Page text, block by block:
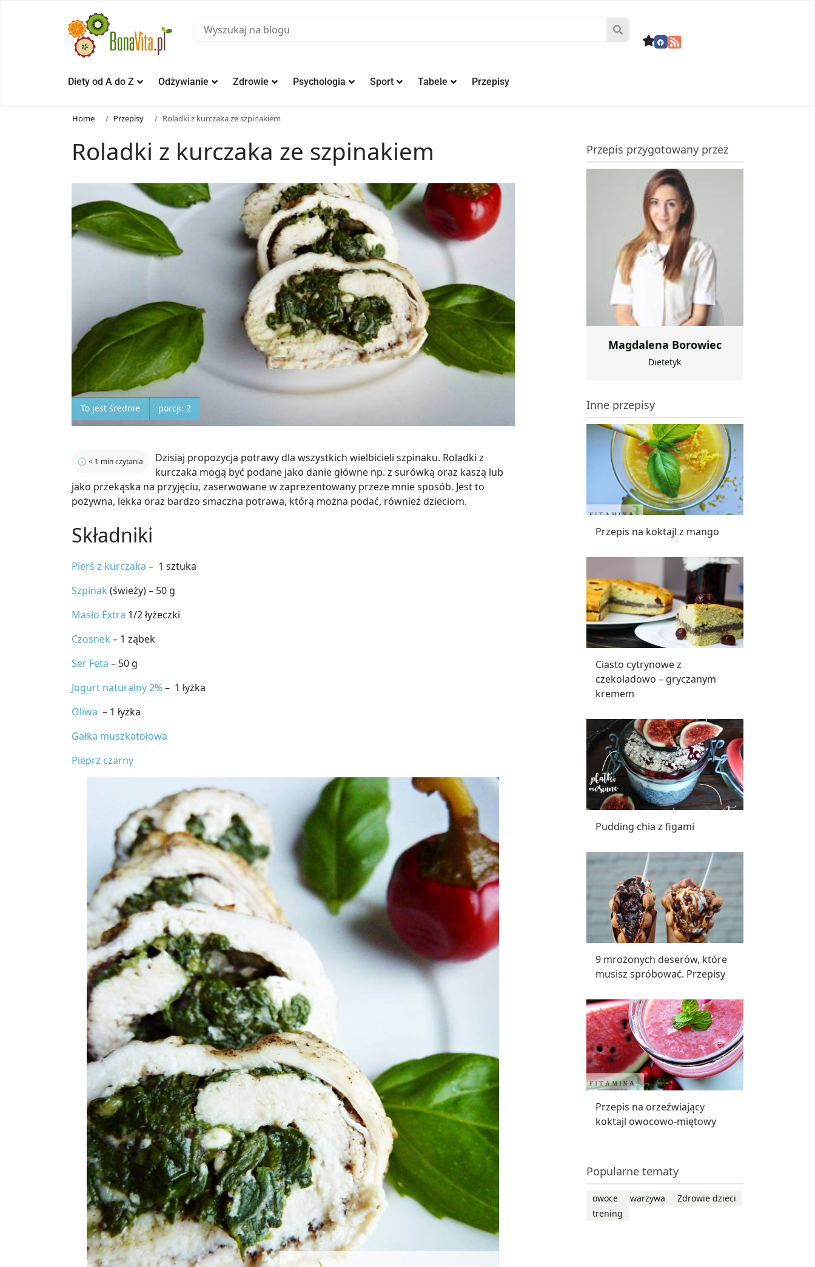
Diety od A do Z Odżywianie Zdrowie Psychologia Sport Tabele Przepisy
Home Przepisy Roladki z kurczaka ze szpinakiem
Roladki z kurczaka ze szpinakiem
To jest średnie porcji: 2
🕣 < 1 min czytania
Dzisiaj propozycja potrawy dla wszystkich wielbicieli szpinaku. Roladki z
kurczaka mogą być podane jako danie główne np. z surówką oraz kaszą lub
jako przekąska na przyjęciu, zaserwowane w zaprezentowany przeze mnie sposób. Jest to
pożywna, lekka oraz bardzo smaczna potrawa, którą można podać, również dzieciom.
Składniki
Pierś z kurczaka – 1 sztuka
Szpinak (świeży) – 50 g
Masło Extra 1/2 łyżeczki
Czosnek – 1 ząbek
Ser Feta – 50 g
Jogurt naturalny 2%– 1 łyżka
Oliwa – 1 łyżka
Gałka muszkatołowa
Pieprz czarny
Przepis przygotowany przez
Magdalena Borowiec
Dietetyk
Inne przepisy
Przepis na koktajl z mango
Ciasto cytrynowe z
czekoladowo – gryczanym
kremem
Pudding chia z figami
9 mrożonych deserów, które
musisz spróbować. Przepisy
Przepis na orzeźwiający
koktajl owocowo-miętowy
Popularne tematy
owoce warzywa
Zdrowie dzieci
trening